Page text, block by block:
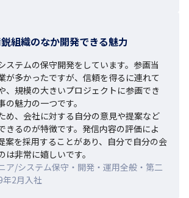
組織のなか開発できる魅力
ステムの保守開発をしています。参画当
が多かったですが、信頼を得るに連れて
、規模の大きいプロジェクトに参画でき
の魅力の一つです。
め、会社に対する自分の意見や提案など
きるのが特徴です。発信内容の評価によ
案を採用することがあり、自分で自分の会
非常に嬉しいです。
ア/システム保守・開発・運用全般・第二
2月入社